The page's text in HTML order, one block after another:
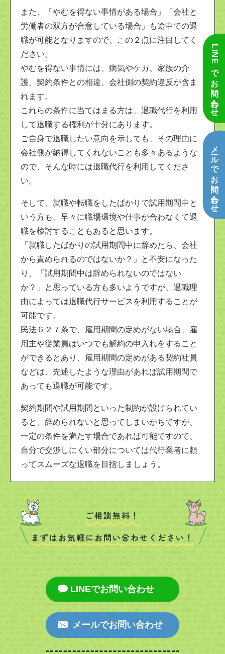
また、「やむを得ない事情がある場合」「会社と
労働者の双方が合意している場合」も途中での退
職が可能となりますので、この２点に注目してく
ださい。
やむを得ない事情には、病気やケガ、家族の介
護、契約条件との相違、会社側の契約違反が含ま
れます。
これらの条件に当てはまる方は、退職代行を利用
して退職する権利が十分にあります。
ご自身で退職したい意向を示しても、その理由に
会社側が納得してくれないことも多々あるような
ので、そんな時には退職代行を利用してくださ
い。
そして、就職や転職をしたばかりで試用期間中と
いう方も、早々に職場環境や仕事が合わなくて退
職を検討することもあると思います。
「就職したばかりの試用期間中に辞めたら、会社
から責められるのではないか？」と不安になった
り、「試用期間中は辞められないのではない
か？」と思っている方も多いようですが、退職理
由によっては退職代行サービスを利用することが
可能です。
民法６２７条で、雇用期間の定めがない場合、雇
用主や従業員はいつでも解約の申入れをすること
ができるとあり、雇用期間の定めがある契約社員
などは、先述したような理由があれば試用期間で
あっても退職が可能です。
契約期間や試用期間といった制約が設けられてい
ると、辞められないと思ってしまいがちですが、
一定の条件を満たす場合であれば可能ですので、
自分で交渉しにくい部分については代行業者に頼
ってスムーズな退職を目指しましょう。
ご相談無料！
まずはお気軽にお問い合わせください！
LINEでお問い合わせ
メールでお問い合わせ
LINEでお問い合わせ
メールでお問い合わせ